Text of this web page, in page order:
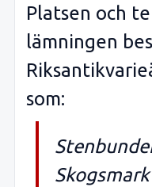
Platsen och
lämningen
som: